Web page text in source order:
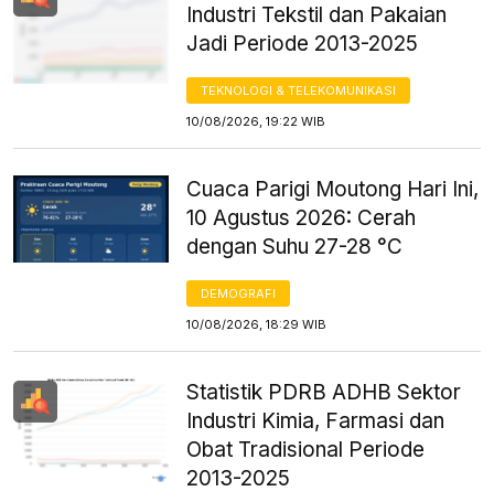
Industri Tekstil dan Pakaian
Jadi Periode 2013-2025
TEKNOLOGI & TELEKOMUNIKASI
10/08/2026, 19:22 WIB
Cuaca Parigi Moutong Hari Ini,
10 Agustus 2026: Cerah
dengan Suhu 27-28 °C
DEMOGRAFI
10/08/2026, 18:29 WIB
Statistik PDRB ADHB Sektor
Industri Kimia, Farmasi dan
Obat Tradisional Periode
2013-2025